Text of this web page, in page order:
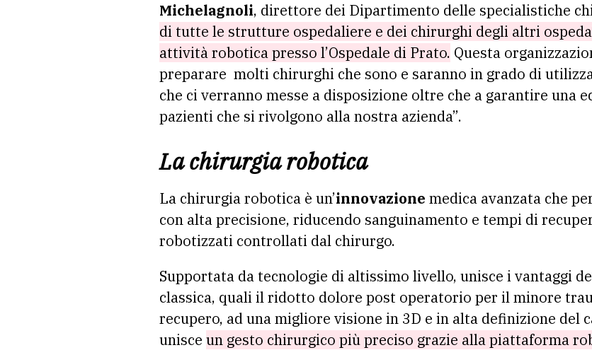
Michelagnoli, direttore dei Dipartimento delle specialistiche
di tutte le strutture ospedaliere e dei chirurghi degli altri
attività robotica presso l’Ospedale di Prato. Questa
preparare molti chirurghi che sono e saranno in grado di
che ci verranno messe a disposizione oltre che a garantire una
pazienti che si rivolgono alla nostra azienda”.
La chirurgia robotica
La chirurgia robotica è un’innovazione medica avanzata che
con alta precisione, riducendo sanguinamento e tempi di
robotizzati controllati dal chirurgo.
Supportata da tecnologie di altissimo livello, unisce i vantaggi
classica, quali il ridotto dolore post operatorio per il minore
recupero, ad una migliore visione in 3D e in alta definizione del
unisce un gesto chirurgico più preciso grazie alla piattaforma